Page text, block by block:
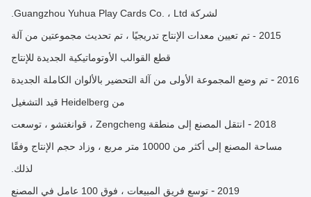
لشركة Guangzhou Yuhua Play Cards Co. ، Ltd.
2015 - تم تعيين معدات الإنتاج تدريجيًا ، تم تحديث مجموعتين من آلة
قطع القوالب الأوتوماتيكية الجديدة للإنتاج
2016
- تم وضع المجموعة الأولى من آلة التحضير بالألوان الكاملة الجديدة
من Heidelberg قيد التشغيل
2018
-
انتقل المصنع إلى منطقة Zengcheng ، قوانغتشو ، توسعت
مساحة المصنع إلى أكثر من 10000 متر مربع ، وزاد حجم الإنتاج وفقًا
لذلك.
2019
- توسع فريق المبيعات ، فوق 100 عامل في المصنع